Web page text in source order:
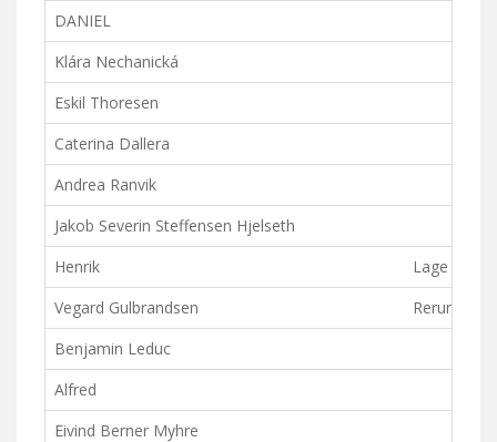
DANIEL
Klára Nechanická
Eskil Thoresen
Caterina Dallera
Andrea Ranvik
Jakob Severin Steffensen Hjelseth
Henrik
Lage den
Vegard Gulbrandsen
Rerun?
Benjamin Leduc
Alfred
Eivind Berner Myhre